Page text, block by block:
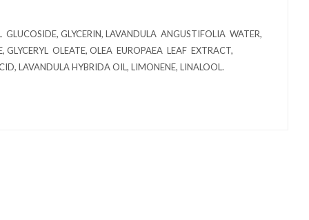
GLYCERIN, LAVANDULA ANGUSTIFOLIA WATER,
OLEATE, OLEA EUROPAEA LEAF EXTRACT,
LAVANDULA HYBRIDA OIL, LIMONENE, LINALOOL.